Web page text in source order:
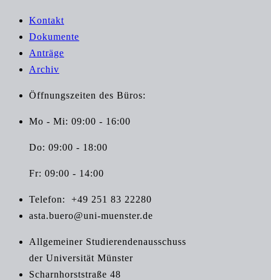
Kontakt
Dokumente
Anträge
Archiv
Öffnungszeiten des Büros:
Mo - Mi: 09:00 - 16:00
Do: 09:00 - 18:00
Fr: 09:00 - 14:00
Telefon:
+49 251 83 22280
asta.buero@uni-muenster.de
Allgemeiner Studierendenausschuss
der Universität Münster
Scharnhorststraße 48